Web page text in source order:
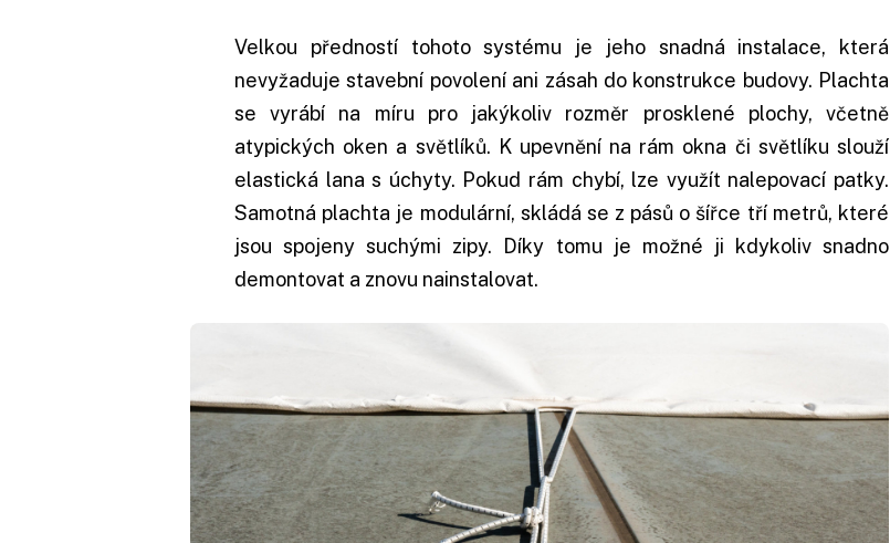
Velkou předností tohoto systému je jeho snadná instalace, která
nevyžaduje stavební povolení ani zásah do konstrukce budovy. Plachta
se vyrábí na míru pro jakýkoliv rozměr prosklené plochy, včetně
atypických oken a světlíků. K upevnění na rám okna či světlíku slouží
elastická lana s úchyty. Pokud rám chybí, lze využít nalepovací patky.
Samotná plachta je modulární, skládá se z pásů o šířce tří metrů, které
jsou spojeny suchými zipy. Díky tomu je možné ji kdykoliv snadno
demontovat a znovu nainstalovat.